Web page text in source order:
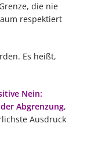
die nie
respektiert
Es heißt,
Nein:
Abgrenzung,
Ausdruck